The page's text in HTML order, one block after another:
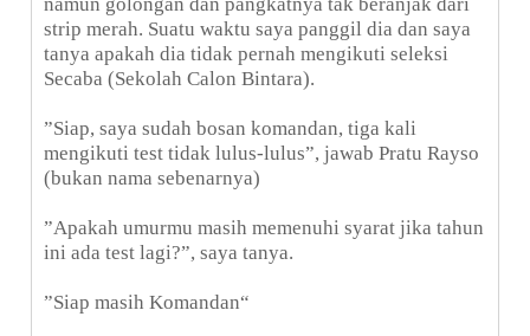
strip merah. Suatu waktu saya panggil dia dan saya
tanya apakah dia tidak pernah mengikuti seleksi
Secaba (Sekolah Calon Bintara).
”Siap, saya sudah bosan komandan, tiga kali
mengikuti test tidak lulus-lulus”, jawab Pratu Rayso
(bukan nama sebenarnya)
”Apakah umurmu masih memenuhi syarat jika tahun
ini ada test lagi?”, saya tanya.
”Siap masih Komandan“